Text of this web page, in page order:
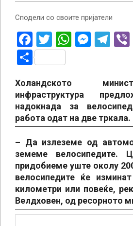
Сподели со своите пријатели
Facebook
Twitter
Share
Холандското
инфраструктура
надокнада за
работа одат на две тркала.
– Да излеземе од
земеме
придобиеме уште околу
велосипедите ќе
километри или повеќе,
Велдховен, од ресорното